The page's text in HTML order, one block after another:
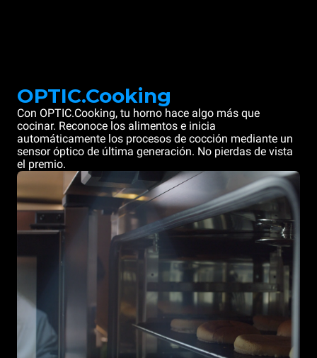
OPTIC.Cooking
Con OPTIC.Cooking, tu horno hace algo más que
cocinar. Reconoce los alimentos e inicia
automáticamente los procesos de cocción mediante un
sensor óptico de última generación. No pierdas de vista
el premio.